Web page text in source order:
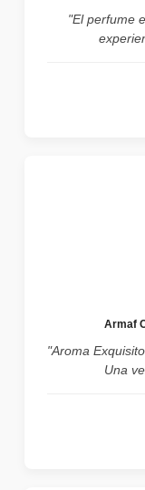
"El perfume
Armaf
"Aroma
Una